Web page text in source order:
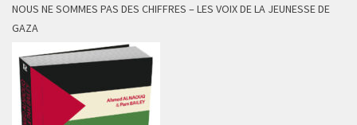
NOUS NE SOMMES PAS DES CHIFFRES – LES VOIX DE LA JEUNESSE DE
GAZA